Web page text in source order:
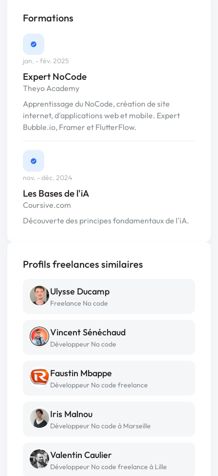
Formations
jan. - fév. 2025
Expert NoCode
Theyo Academy
Apprentissage du NoCode, création de site
internet, d'applications web et mobile. Expert
Bubble.io, Framer et FlutterFlow.
nov. - déc. 2024
Les Bases de l'iA
Coursive.com
Découverte des principes fondamentaux de l'iA.
Profils freelances similaires
Ulysse Ducamp
Freelance No code
Vincent Sénéchaud
Développeur No code
Faustin Mbappe
Développeur No code freelance
Iris Malnou
Développeur No code à Marseille
Valentin Caulier
Développeur No code freelance à Lille